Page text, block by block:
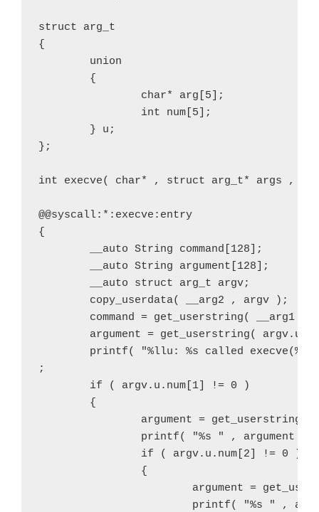
struct arg_t
{
union
{
char* arg[5];
int num[5];
} u;
};
int execve( char* , struct arg_t* args ,
@@syscall:*:execve:entry
{
__auto String command[128];
__auto String argument[128];
__auto struct arg_t argv;
copy_userdata( __arg2 , argv );
command = get_userstring( __arg1 ,
argument = get_userstring(
printf( "%llu: %s called execve(%s) with
;
if ( argv.u.num[1] != 0 )
{
argument = get_userstring(
printf( "%s " , argument );
if ( argv.u.num[2] != 0 )
{
argument = get_userstring(
printf( "%s " ,